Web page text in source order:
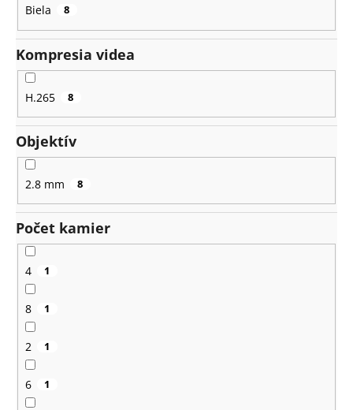
Biela 8
Kompresia videa
H.265 8
Objektív
2.8 mm 8
Počet kamier
4 1
8 1
2 1
6 1